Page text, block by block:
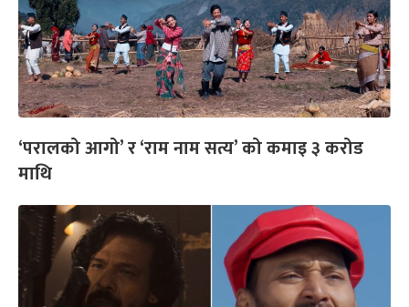
‘परालको आगो’ र ‘राम नाम सत्य’ को कमाइ ३ करोड
माथि